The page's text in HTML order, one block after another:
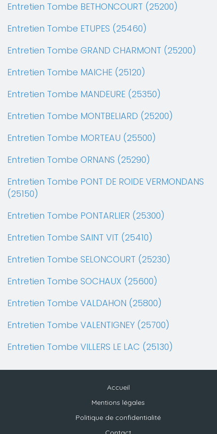
Entretien Tombe BETHONCOURT (25200)
Entretien Tombe ETUPES (25460)
Entretien Tombe GRAND CHARMONT (25200)
Entretien Tombe MAICHE (25120)
Entretien Tombe MANDEURE (25350)
Entretien Tombe MONTBELIARD (25200)
Entretien Tombe MORTEAU (25500)
Entretien Tombe ORNANS (25290)
Entretien Tombe PONT DE ROIDE VERMONDANS
(25150)
Entretien Tombe PONTARLIER (25300)
Entretien Tombe SAINT VIT (25410)
Entretien Tombe SELONCOURT (25230)
Entretien Tombe SOCHAUX (25600)
Entretien Tombe VALDAHON (25800)
Entretien Tombe VALENTIGNEY (25700)
Entretien Tombe VILLERS LE LAC (25130)
Accueil
Mentions légales
Politique de confidentialité